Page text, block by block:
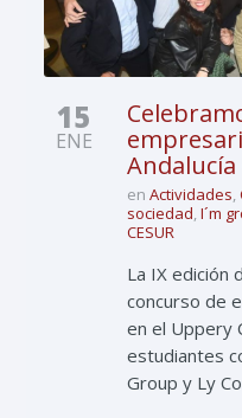
15
ENE
enActividades,
sociedad,I´m
CESUR
La IX edición
concurso de
en el Uppery
estudiantes
Group y Ly